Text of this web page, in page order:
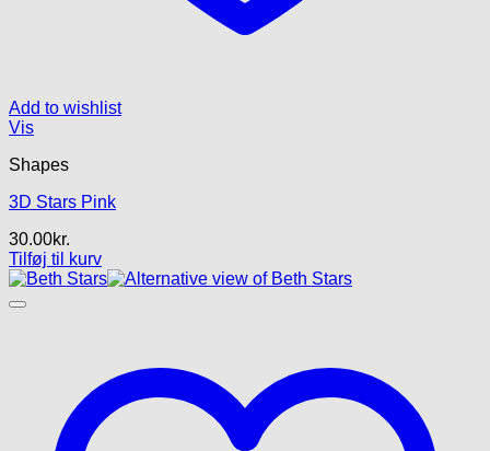
Add to wishlist
Vis
Shapes
3D Stars Pink
30.00kr.
Tilføj til kurv